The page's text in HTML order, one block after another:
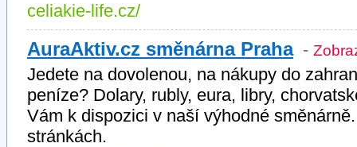
celiakie-life.cz/
AuraAktiv.cz směnárna Praha -
Jedete na dovolenou, na nákupy do
peníze? Dolary, rubly, eura, libry,
Vám k dispozici v naší výhodné
stránkách.